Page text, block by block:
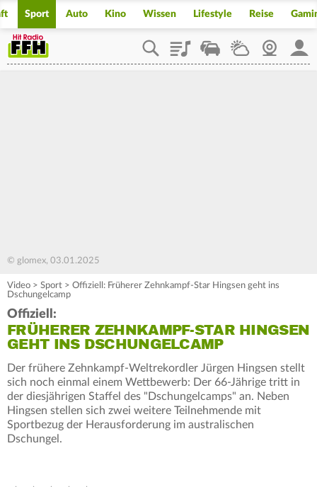
Sport Auto Kino Wissen Lifestyle Reise
PlaylistStaupilotWetterWebcam
© glomex, 03.01.2025
Video > Sport > Offiziell: Früherer Zehnkampf-Star Hingsen geht ins
Dschungelcamp
Offiziell:
FRÜHERER ZEHNKAMPF-STAR HINGSEN
GEHT INS DSCHUNGELCAMP
Der frühere Zehnkampf-Weltrekordler Jürgen Hingsen stellt
sich noch einmal einem Wettbewerb: Der 66-Jährige tritt in
der diesjährigen Staffel des "Dschungelcamps" an. Neben
Hingsen stellen sich zwei weitere Teilnehmende mit
Sportbezug der Herausforderung im australischen
Dschungel.